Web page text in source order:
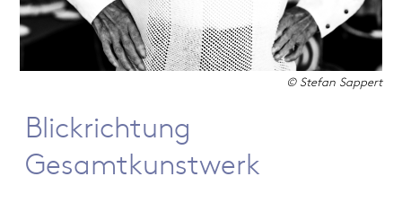
© Stefan Sappert
Blickrichtung
Gesamtkunstwerk